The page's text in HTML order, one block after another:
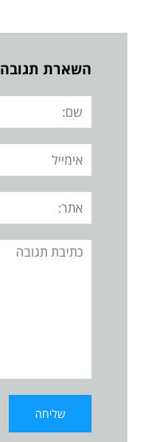
השארת תגובה
שם:
אימייל
אתר:
תגובה